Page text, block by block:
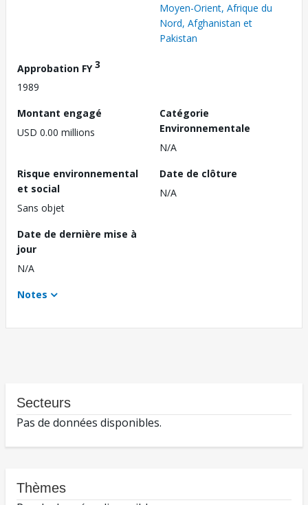
Moyen-Orient, Afrique du
Nord, Afghanistan et
Pakistan
Approbation FY3
1989
Montant engagé
USD 0.00 millions
Catégorie
Environnementale
N/A
Risque environnemental
et social
Sans objet
Date de clôture
N/A
Date de dernière mise à
jour
N/A
Notes
Secteurs
Pas de données disponibles.
Thèmes